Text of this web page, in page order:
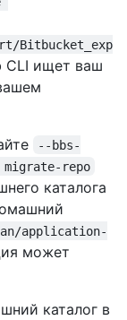
Bitbucket_exp
CLI ищет ваш
--bbs-
migrate-repo
каталога
application-
может
каталог в